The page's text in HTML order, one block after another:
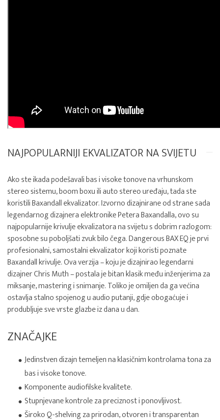
NAJPOPULARNIJI EKVALIZATOR NA SVIJETU
Ako ste ikada podešavali bas i visoke tonove na vrhunskom
stereo sistemu, boom boxu ili auto stereo uređaju, tada ste
koristili Baxandall ekvalizator. Izvorno dizajnirane od strane sada
legendarnog dizajnera elektronike Petera Baxandalla, ovo su
najpopularnije krivulje ekvalizatora na svijetu s dobrim razlogom:
sposobne su poboljšati zvuk bilo čega. Dangerous BAX EQ je prvi
profesionalni, samostalni ekvalizator koji koristi poznate
Baxandall krivulje. Ova verzija – koju je dizajnirao legendarni
dizajner Chris Muth – postala je bitan klasik među inženjerima za
miksanje, mastering i snimanje. Toliko je omiljen da ga većina
ostavlja stalno spojenog u audio putanji, gdje obogaćuje i
produbljuje sve vrste glazbe iz dana u dan.
ZNAČAJKE
Jedinstven dizajn temeljen na klasičnim kontrolama tona za
bas i visoke tonove.
Komponente audiofilske kvalitete.
Stupnjevane kontrole za preciznost i ponovljivost.
Široko Q-shelving za prirodan, otvoren i transparentan